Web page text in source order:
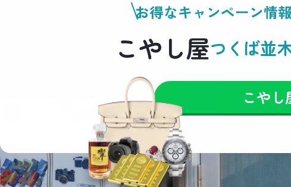
お得なキャンペーン情
こやし屋つくば並
こやし